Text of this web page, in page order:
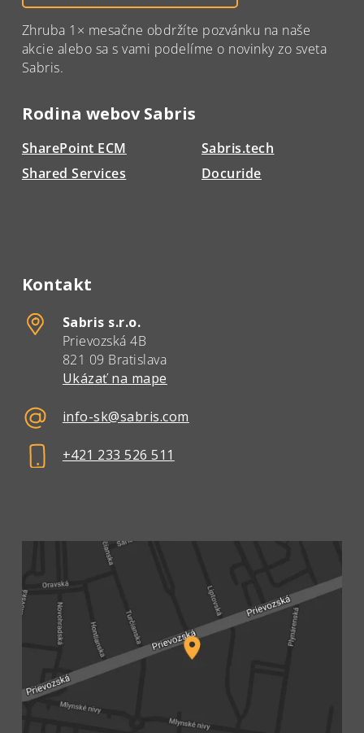
Zhruba 1× mesačne obdržíte pozvánku na naše
akcie alebo sa s vami podelíme o novinky zo sveta
Sabris.
Rodina webov Sabris
SharePoint ECM
Shared Services
Sabris.tech
Docuride
Kontakt
Sabris s.r.o.
Prievozská 4B
821 09 Bratislava
Ukázať na mape
info-sk@sabris.com
+421 233 526 511